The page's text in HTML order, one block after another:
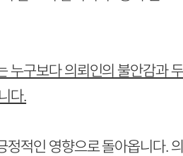
누구보다 의뢰인의 불안감과
다.
적인 영향으로 돌아옵니다.